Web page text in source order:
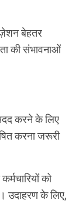
बेहतर
की संभावनाओं
करने के लिए
करना जरूरी
को
उदाहरण के लिए,